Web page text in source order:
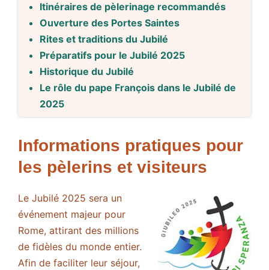
Itinéraires de pèlerinage recommandés
Ouverture des Portes Saintes
Rites et traditions du Jubilé
Préparatifs pour le Jubilé 2025
Historique du Jubilé
Le rôle du pape François dans le Jubilé de
2025
Informations pratiques pour
les pèlerins et visiteurs
Le Jubilé 2025 sera un
événement majeur pour
Rome, attirant des millions
de fidèles du monde entier.
Afin de faciliter leur séjour,